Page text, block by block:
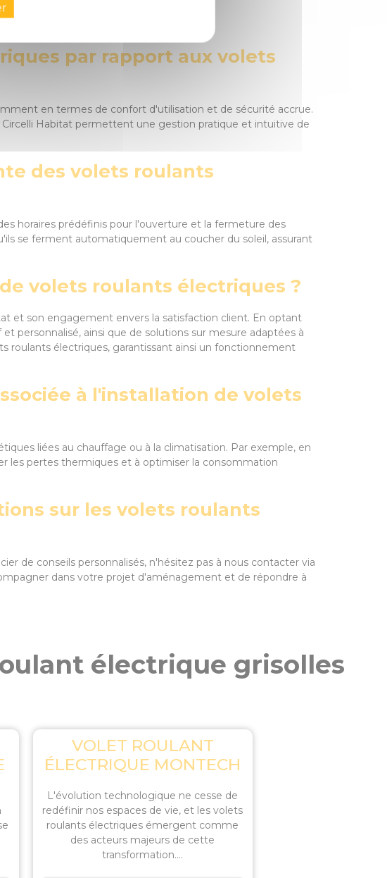
Habitat
par rapport aux volets
en termes de confort d'utilisation et de sécurité accrue.
Habitat permettent une gestion pratique et intuitive de
des volets roulants
horaires prédéfinis pour l'ouverture et la fermeture des
se ferment automatiquement au coucher du soleil, assurant
volets roulants électriques ?
et son engagement envers la satisfaction client. En optant
personnalisé, ainsi que de solutions sur mesure adaptées à
roulants électriques, garantissant ainsi un fonctionnement
à l'installation de volets
liées au chauffage ou à la climatisation. Par exemple, en
les pertes thermiques et à optimiser la consommation
sur les volets roulants
de conseils personnalisés, n'hésitez pas à nous contacter via
dans votre projet d'aménagement et de répondre à
électrique grisolles
VOLET ROULANT
ÉLECTRIQUE MONTECH
L'évolution technologique ne cesse de
redéfinir nos espaces de vie, et les volets
roulants électriques émergent comme
des acteurs majeurs de cette
transformation....